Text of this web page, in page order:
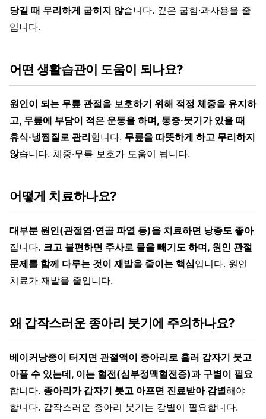
당길 때 무리하게 굽히지 않습니다. 깊은 굽힘·과사용을 줄
입니다.
어떤 생활습관이 도움이 되나요?
원인이 되는 무릎 관절을 보호하기 위해 적정 체중을 유지하
고, 무릎에 부담이 적은 운동을 하며, 통증·붓기가 있을 때
휴식·냉찜질로 관리합니다. 무릎을 따뜻하게 하고 무리하지
않습니다. 체중·무릎 보호가 도움이 됩니다.
어떻게 치료하나요?
대부분 원인(관절염·연골 파열 등)을 치료하면 낭종도 좋아
집니다. 크고 불편하면 주사로 물을 빼기도 하며, 원인 관절
문제를 함께 다루는 것이 재발을 줄이는 핵심입니다. 원인
치료가 재발을 줄입니다.
왜 갑작스러운 종아리 붓기에 주의하나요?
베이커낭종이 터지면 관절액이 종아리로 흘러 갑자기 붓고
아플 수 있는데, 이는 혈전(심부정맥혈전증)과 구별이 필요
합니다. 종아리가 갑자기 붓고 아프면 진료받아 감별해야
합니다. 갑작스러운 종아리 붓기는 감별이 필요합니다.